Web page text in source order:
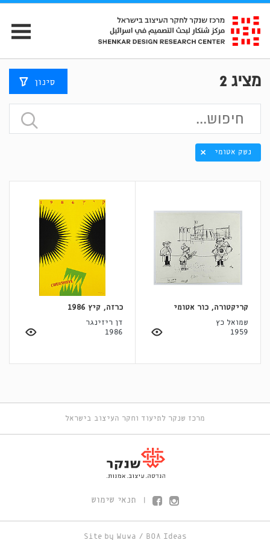
מציג 2 סינון
נשק אטומי
קריקטורה, כור אטומי
שמואל כץ
1959
כרזה, קיץ 1986
דן ריזינגר
1986
מרכז שנקר לתיעוד וחקר העיצוב בישראל
תנאי שימוש
Site by Wuwa / BOA Ideas